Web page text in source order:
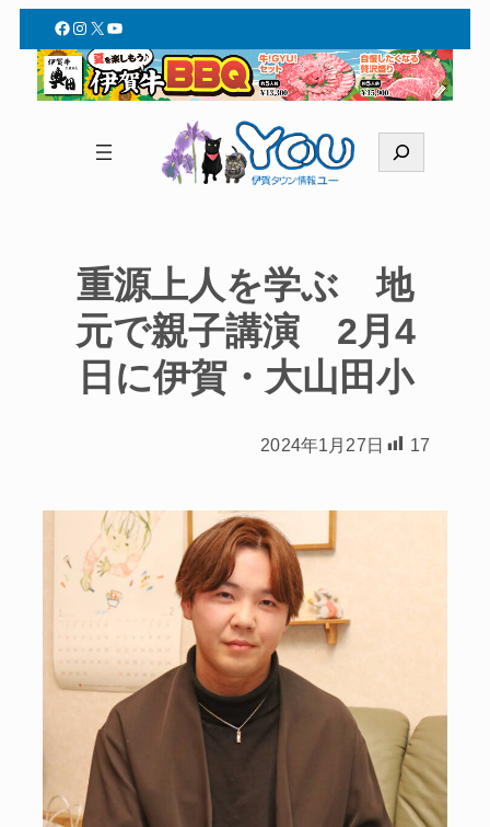
Facebook
Instagram
X YouTube
索
重源上人を学ぶ 地
元で親子講演 2月4
日に伊賀・大山田小
2024年1月27日 17